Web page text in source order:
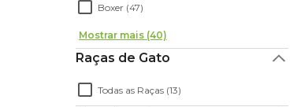
Boxer (47)
Mostrar mais (40)
Raças de Gato
Todas as Raças (13)